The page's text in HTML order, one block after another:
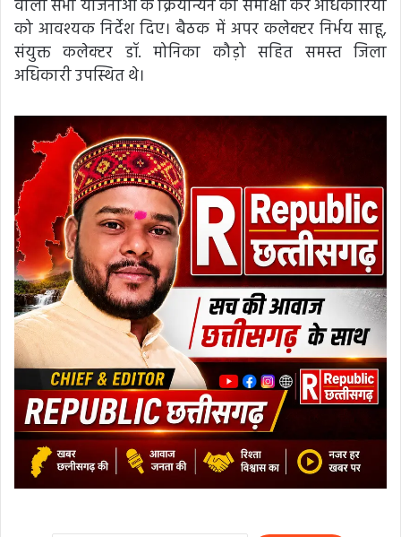
वाली सभी योजनाओं के क्रियान्यन की समीक्षा कर अधिकारियों
को आवश्यक निर्देश दिए। बैठक में अपर कलेक्टर निर्भय साहू,
संयुक्त कलेक्टर डॉ. मोनिका कौड़ो सहित समस्त जिला
अधिकारी उपस्थित थे।